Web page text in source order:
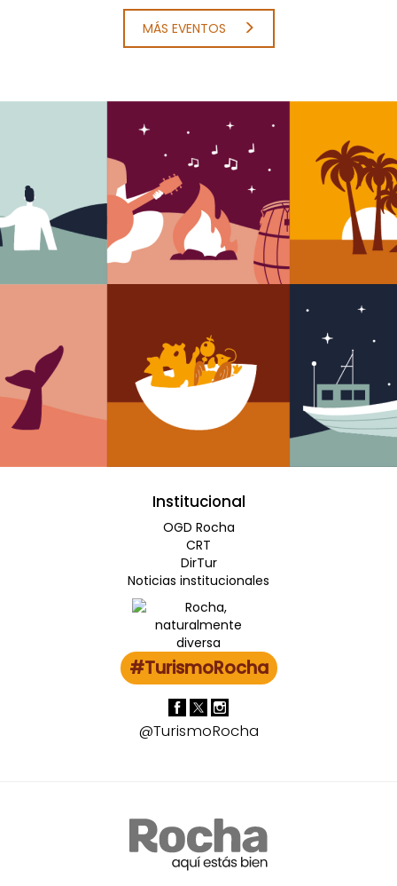
MÁS EVENTOS
Institucional
OGD Rocha
CRT
DirTur
Noticias institucionales
#TurismoRocha
@TurismoRocha